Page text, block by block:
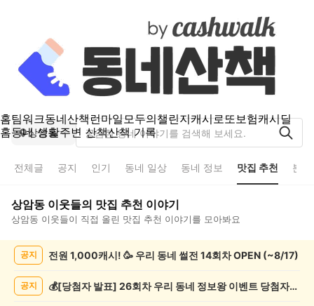
홈팀워크동네산책런마일모두의챌린지캐시로또보험캐시딜
홈동네 생활주변 산책산책 기록
상암동
전체글 공지 인기 동네 일상 동네 정보 맛집 추천 분
상암동 이웃들의 맛집 추천 이야기
상암동 이웃들이 직접 올린 맛집 추천 이야기를 모아봐요
공지 전원 1,000캐시! 🥳 우리 동네 썰전 14회차 OPEN (~8/17)
공지 💰[당첨자 발표] 26회차 우리 동네 정보왕 이벤트 당첨자를 발표합니다!